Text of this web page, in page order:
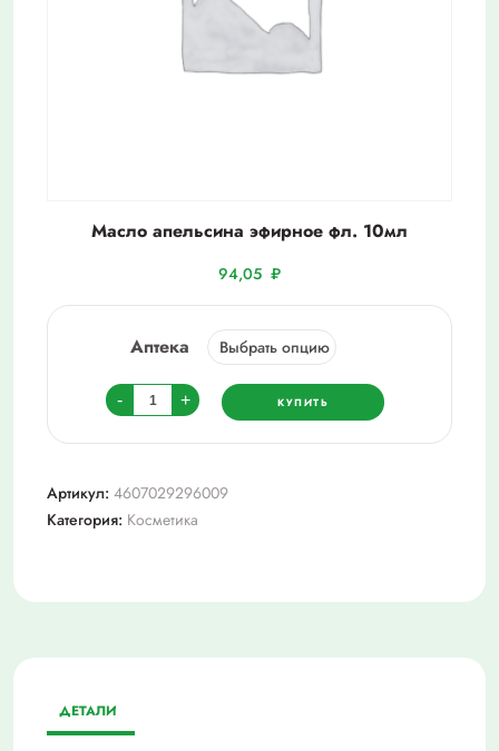
Масло апельсина эфирное фл. 10мл
94,05 ₽
Аптека
-
Количество
товара
Масло
эфирное
фл.
+ КУПИТЬ
Артикул: 4607029296009
Категория: Косметика
ДЕТАЛИ